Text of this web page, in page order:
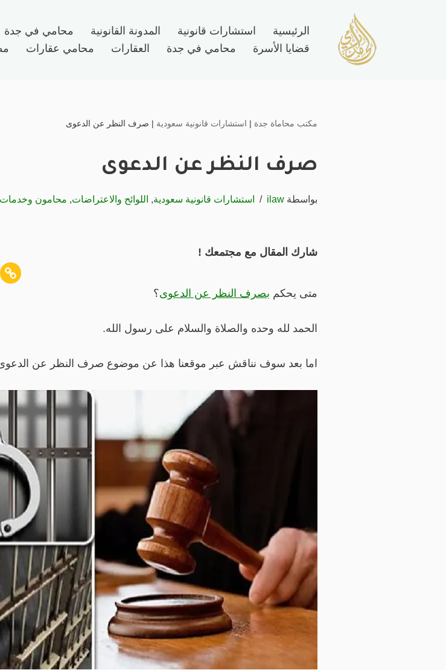
الرئيسية استشارات قانونية المدونة القانونية محامي في جدة
قضايا الأسرة
محامي في جدة العقارات محامي عقارات
مكتب محاماة جدة | استشارات قانونية سعودية | صرف النظر عن الدعوى
صرف النظر عن الدعوى
بواسطةilaw استشارات قانونية سعودية, اللوائح والاعتراضات, محامون وخدمات
شارك المقال مع مجتمعك !
متى يحكم بصرف النظر عن الدعوى؟
الحمد لله وحده والصلاة والسلام على رسول الله.
اما بعد سوف نناقش عبر موقعنا هذا عن موضوع صرف النظر عن